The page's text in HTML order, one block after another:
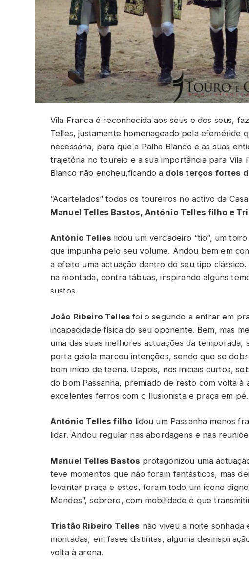
Vila Franca é reconhecida aos seus e dos seus,
Telles, justamente homenageado pela efeméride
necessária, para que a Palha Blanco e as suas
trajetória no toureio e a sua importância para Vila
Blanco não encheu,ficando a dois terços fortes
“Acartelados” todos os toureiros no activo da
Manuel Telles Bastos, António Telles filho e
António Telles lidou um verdadeiro “tio”, um
que impunha pelo seu volume. Andou bem em
a efeito uma actuação dentro do seu tipo
na montada, contra tábuas, inspirando alguns
sustos.
João Ribeiro Tellesfoi o segundo a entrar em
incapacidade física do seu oponente. Bem, mas
uma das suas melhores actuações da
porta gaiola marcou intenções, sendo que se
bom início de faena. Depois, nos iniciais curtos,
do bom Passanha, premiado de resto com volta à
excelentes ferros com o Ilusionista e praça em pé.
António Telles filho lidou um Passanha menos
lidar. Andou regular nas abordagens e nas
Manuel Telles Bastos protagonizou uma
teve momentos que não foram fantásticos, mas
levantar praça e estes, foram todo um ícone
Mendes”, sobrero, com mobilidade e que
Tristão Ribeiro Telles não viveu a noite sonhada
montadas, em fases distintas, alguma
volta à arena.